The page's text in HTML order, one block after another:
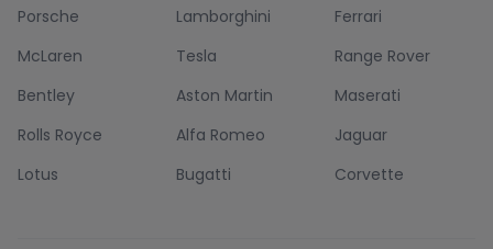
Porsche
Lamborghini
Ferrari
McLaren
Tesla
Range Rover
Bentley
Aston Martin
Maserati
Rolls Royce
Alfa Romeo
Jaguar
Lotus
Bugatti Corvette